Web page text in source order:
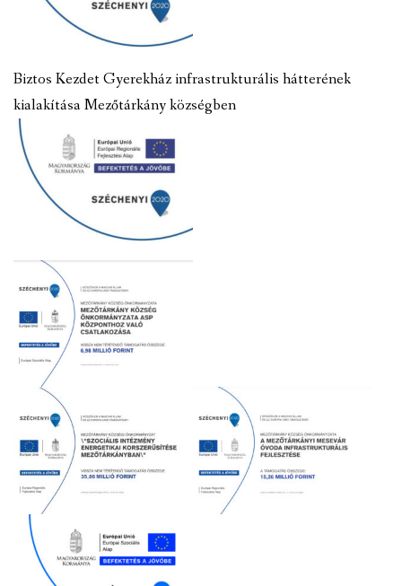
Biztos Kezdet Gyerekház infrastrukturális hátterének
kialakítása Mezőtárkány községben